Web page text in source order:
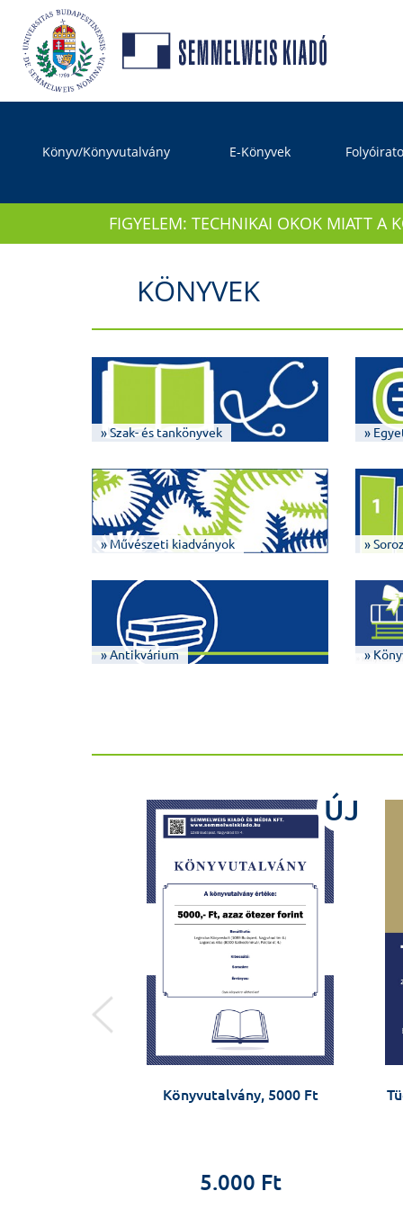
Könyv/Könyvutalvány E-Könyvek
FIGYELEM: TECHNIKAI OKOK MIATT A
KÖNYVEK
» Szak- és tankönyvek »
» Művészeti kiadványok »
» Antikvárium »
ÚJ
Könyvutalvány, 5000 Ft
5.000 Ft